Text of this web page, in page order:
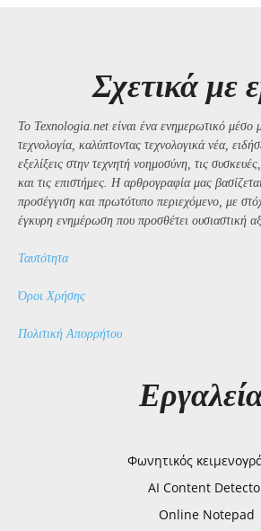
Σχετικά με
Το Texnologia.net είναι ένα ενημερωτικό μέσο
τεχνολογία, καλύπτοντας τεχνολογικά νέα,
εξελίξεις στην τεχνητή νοημοσύνη, τις
και τις επιστήμες. Η αρθρογραφία μας
προσέγγιση και πρωτότυπο περιεχόμενο, με
έγκυρη ενημέρωση που προσθέτει ουσιαστική
Ταυτότητα
Όροι Χρήσης
Πολιτική Απορρήτου
Φωνητικός
AI Content
Online Notepad